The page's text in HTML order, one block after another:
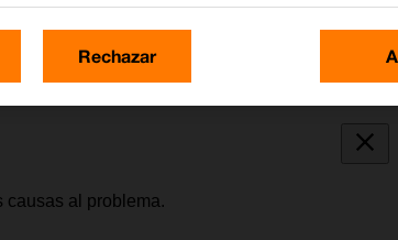
causas al problema.
Rechazar